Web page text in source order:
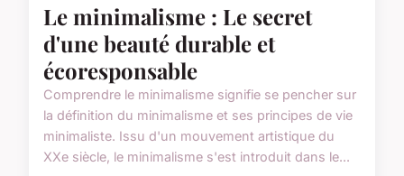
Le minimalisme : Le secret
d'une beauté durable et
écoresponsable
Comprendre le minimalisme signifie se pencher sur
la définition du minimalisme et ses principes de vie
minimaliste. Issu d'un mouvement artistique du
XXe siècle, le minimalisme s'est introduit dans le...